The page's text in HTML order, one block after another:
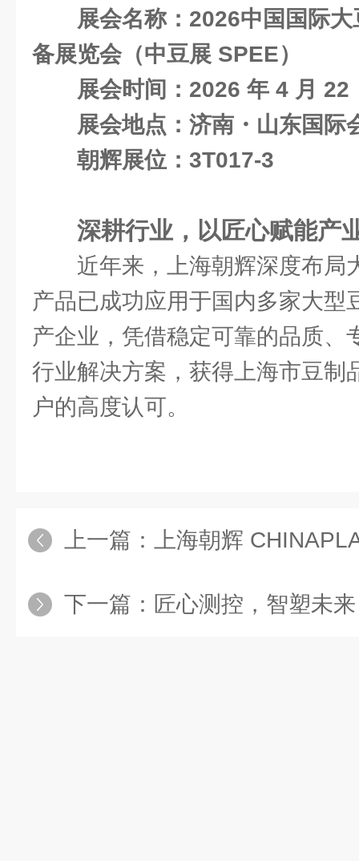
展会名称：2026中国国际
备展览会（中豆展 SPEE）
展会时间：2026 年 4 月 22
展会地点：济南・山东国际
朝辉展位：3T017-3
深耕行业，以匠心赋能产
近年来，上海朝辉深度布局
产品已成功应用于国内多家大型
产企业，凭借稳定可靠的品质、
行业解决方案，获得上海市豆制
户的高度认可。
上一篇： 上海朝辉 CHINAPLAS
下一篇： 匠心测控，智塑未来 —— 上海朝辉重磅